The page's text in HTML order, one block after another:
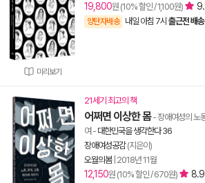
미리보기
19,800원 (10% 할인 / 1,100원)
양탄자배송 내일 아침 7시 출근전 배송
21세기 최고의 책
어쩌면 이상한 몸- 장애여성의 노
여 - 대한민국을 생각한다 36
장애여성공감(지은이)
오월의봄| 2018년 11월
12,150원 (10% 할인 / 670원) 8.9